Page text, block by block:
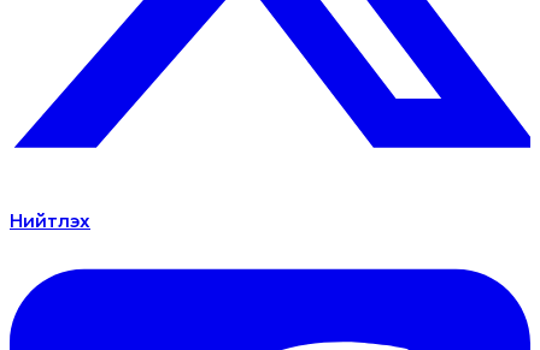
Нийтлэх